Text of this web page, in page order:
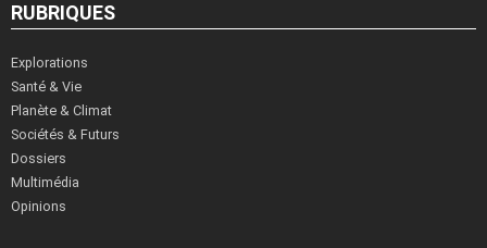
RUBRIQUES
Explorations
Santé & Vie
Planète & Climat
Sociétés & Futurs
Dossiers
Multimédia
Opinions